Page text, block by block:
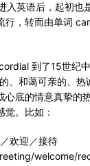
入英语后，起初也
行，转而由单词
到了15世纪
、和蔼可亲的、热
心底的情意真挚的
。比如：
欢迎／接待
welcome/